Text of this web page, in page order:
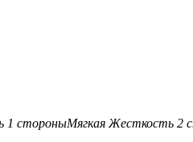
1 стороныМягкая Жесткость 2